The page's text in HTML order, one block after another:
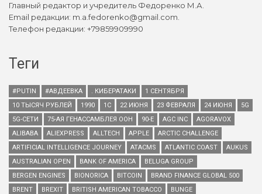
Главный редактор и учредитель Федоренко М.А.
Email редакции: m.a.fedorenko@gmail.com.
Телефон редакции: +79859909990
Теги
#PUTIN #АВДЕЕВКА . КИБЕРАТАКИ
1 СЕНТЯБРЯ
10 ТЫСЯЧ РУБЛЕЙ
1990 1С 22 ИЮНЯ 23 ФЕВРАЛЯ 24 ИЮНЯ
5G
5G-СЕТИ
75-АЯ ГЕНАССАМБЛЕЯ ООН 90-Е AGC INC
AGORAVOX
ALIBABA
ALIEXPRESS ALLTECH APPLE
ARCTIC CHALLENGE
ARTIFICIAL INTELLIGENCE JOURNEY
ATACMS ATLANTIC COAST
AUKUS
AUSTRALIAN OPEN
BANK OF AMERICA
BELUGA GROUP
BERGEN ENGINES
BIONORICA BITCOIN
BRAND FINANCE GLOBAL 500
BRENT
BREXIT BRITISH AMERICAN TOBACCO
BUNGE